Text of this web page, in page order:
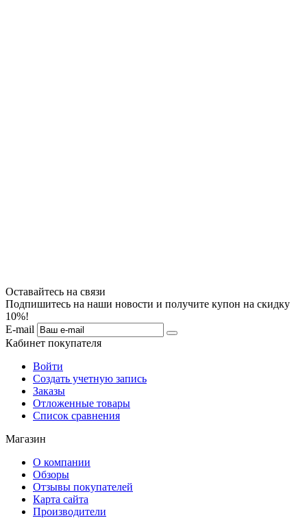
Оставайтесь на связи
Подпишитесь на наши новости и получите купон на скидку
10%!
E-mail
Кабинет покупателя
Войти
Создать учетную запись
Заказы
Отложенные товары
Список сравнения
Магазин
О компании
Обзоры
Отзывы покупателей
Карта сайта
Производители